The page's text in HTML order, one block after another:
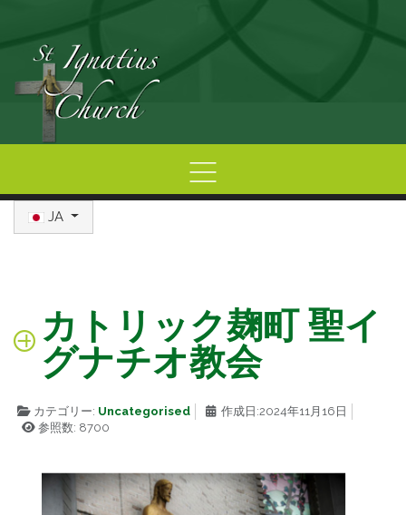
Home
あなたが使う言語を選んでください
JA
カトリック麹町 聖イ
グナチオ教会
カテゴリー: Uncategorised
作成日:2024年11月16日
参照数: 8700